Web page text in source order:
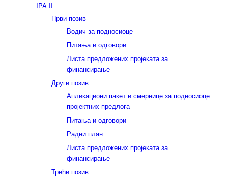
IPA II
Први позив
Водич за подносиоце
Питања и одговори
Листа предложених пројеката за
финансирање
Други позив
Апликациони пакет и смернице за подносиоце
пројектних предлога
Питања и одговори
Радни план
Листа предложених пројеката за
финансирање
Трећи позив